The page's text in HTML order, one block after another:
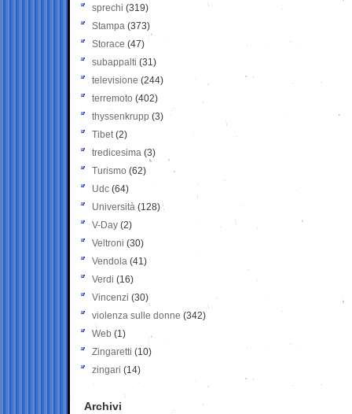
sprechi (319)
Stampa (373)
Storace (47)
subappalti (31)
televisione(244)
terremoto (402)
thyssenkrupp (3)
Tibet(2)
tredicesima (3)
Turismo (62)
Udc (64)
Università (128)
V-Day (2)
Veltroni (30)
Vendola (41)
Verdi (16)
Vincenzi (30)
violenza sulle donne (342)
Web (1)
Zingaretti (10)
zingari (14)
Archivi